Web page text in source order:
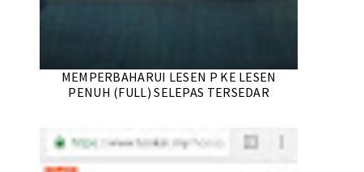
MEMPERBAHARUI LESEN P KE LESEN
PENUH (FULL) SELEPAS TERSEDAR